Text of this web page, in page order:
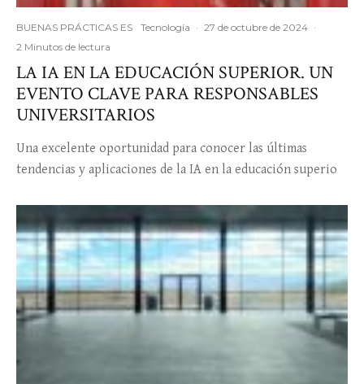
BUENAS PRÁCTICAS ES Tecnología · 27 de octubre de 2024 ·
2 Minutos de lectura
LA IA EN LA EDUCACIÓN SUPERIOR. UN
EVENTO CLAVE PARA RESPONSABLES
UNIVERSITARIOS
Una excelente oportunidad para conocer las últimas
tendencias y aplicaciones de la IA en la educación superio